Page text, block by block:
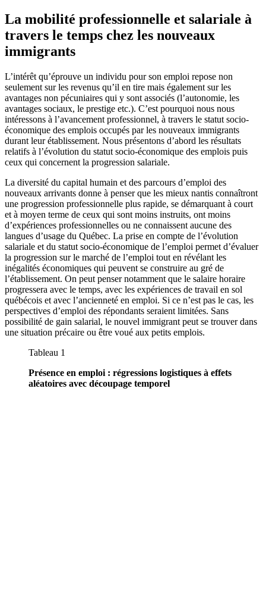
La mobilité professionnelle et salariale à
travers le temps chez les nouveaux
immigrants
L’intérêt qu’éprouve un individu pour son emploi repose non
seulement sur les revenus qu’il en tire mais également sur les
avantages non pécuniaires qui y sont associés (l’autonomie, les
avantages sociaux, le prestige etc.). C’est pourquoi nous nous
intéressons à l’avancement professionnel, à travers le statut socio-
économique des emplois occupés par les nouveaux immigrants
durant leur établissement. Nous présentons d’abord les résultats
relatifs à l’évolution du statut socio-économique des emplois puis
ceux qui concernent la progression salariale.
La diversité du capital humain et des parcours d’emploi des
nouveaux arrivants donne à penser que les mieux nantis connaîtront
une progression professionnelle plus rapide, se démarquant à court
et à moyen terme de ceux qui sont moins instruits, ont moins
d’expériences professionnelles ou ne connaissent aucune des
langues d’usage du Québec. La prise en compte de l’évolution
salariale et du statut socio-économique de l’emploi permet d’évaluer
la progression sur le marché de l’emploi tout en révélant les
inégalités économiques qui peuvent se construire au gré de
l’établissement. On peut penser notamment que le salaire horaire
progressera avec le temps, avec les expériences de travail en sol
québécois et avec l’ancienneté en emploi. Si ce n’est pas le cas, les
perspectives d’emploi des répondants seraient limitées. Sans
possibilité de gain salarial, le nouvel immigrant peut se trouver dans
une situation précaire ou être voué aux petits emplois.
Tableau 1
Présence en emploi : régressions logistiques à effets
aléatoires avec découpage temporel